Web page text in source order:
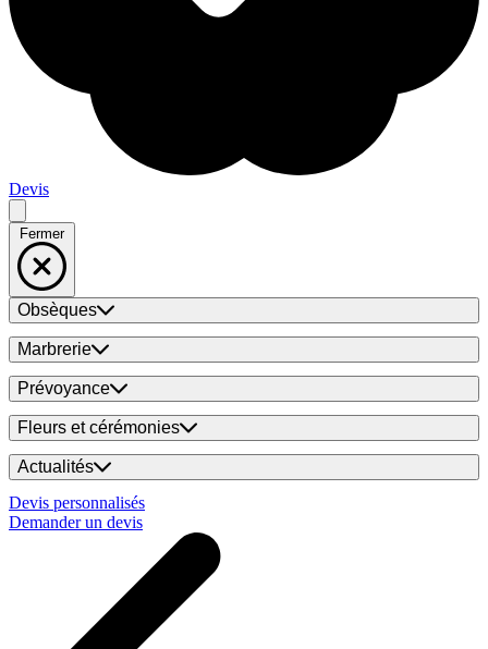
Devis
Fermer
Obsèques
Marbrerie
Prévoyance
Fleurs et cérémonies
Actualités
Devis personnalisés
Demander un devis